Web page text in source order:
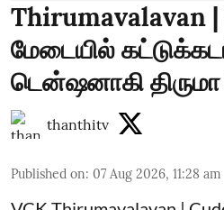
Thirumavalavan
மேடையில்
டென்ஷனாகி
thanthitv
Published on: 07 Aug 2026, 11:28 am